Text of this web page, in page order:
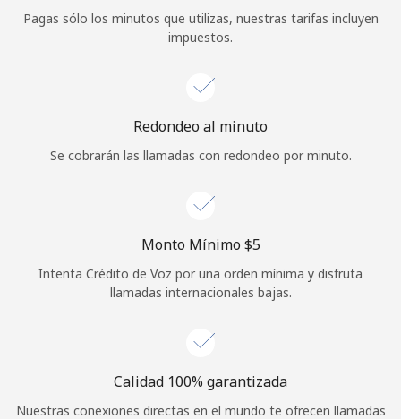
Pagas sólo los minutos que utilizas, nuestras tarifas incluyen
impuestos.
Redondeo al minuto
Se cobrarán las llamadas con redondeo por minuto.
Monto Mínimo ⁦$5⁩
Intenta Crédito de Voz por una orden mínima y disfruta
llamadas internacionales bajas.
Calidad 100% garantizada
Nuestras conexiones directas en el mundo te ofrecen llamadas